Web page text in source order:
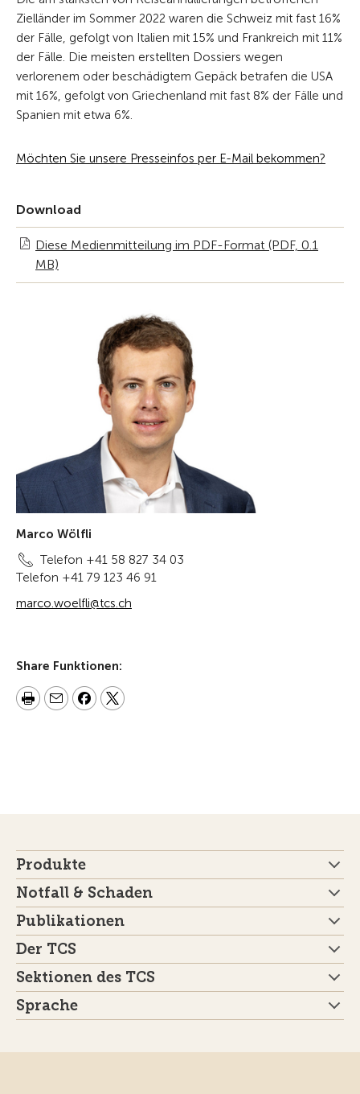
Zielländer im Sommer 2022 waren die Schweiz mit fast 16%
der Fälle, gefolgt von Italien mit 15% und Frankreich mit 11%
der Fälle. Die meisten erstellten Dossiers wegen
verlorenem oder beschädigtem Gepäck betrafen die USA
mit 16%, gefolgt von Griechenland mit fast 8% der Fälle und
Spanien mit etwa 6%.
Möchten Sie unsere Presseinfos per E-Mail bekommen?
Download
Diese Medienmitteilung im PDF-Format (PDF, 0.1
MB)
Marco Wölfli
Telefon +41 58 827 34 03
Telefon +41 79 123 46 91
marco.woelfli@tcs.ch
Share Funktionen:
Produkte
Notfall & Schaden
Publikationen
Der TCS
Sektionen des TCS
Sprache